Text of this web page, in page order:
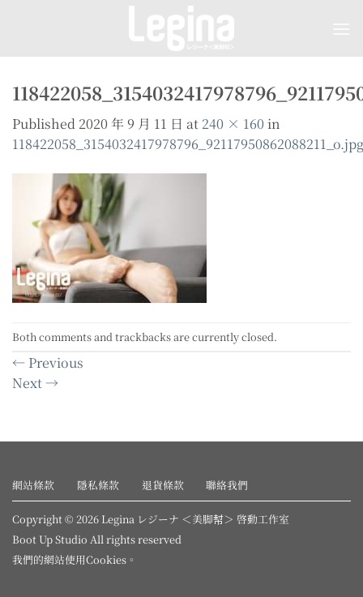
Published 2020 年 9 月 11 日 at 240 × 160 in
118422058_3154032417978796_92117950862088211_o.jpg
Both comments and trackbacks are currently closed.
← Previous
Next→
網站條款 隱私條款 退貨條款 聯絡我們
Copyright © 2026 Legina レジーナ ＜美脚幇＞ 啓動工作室
Boot Up Studio All rights reserved
我們的網站使用Cookies 。